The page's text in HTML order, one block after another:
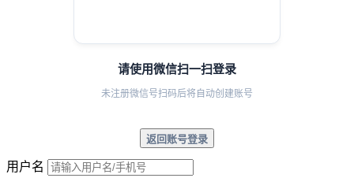
请使用微信扫一扫登录
未注册微信号扫码后将自动创建账号
返回账号登录
用户名